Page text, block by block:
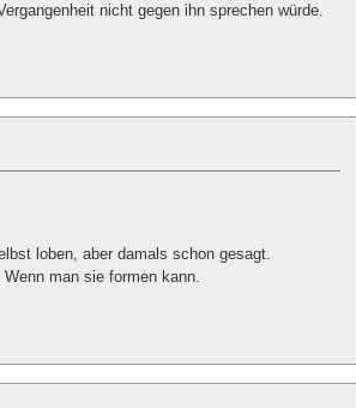
nicht gegen ihn sprechen würde.
loben, aber damals schon gesagt.
man sie formen kann.